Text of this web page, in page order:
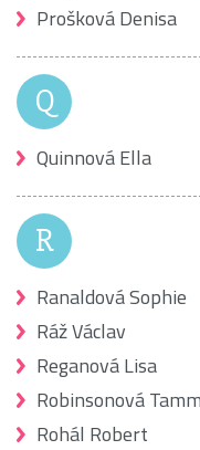
Prošková Denisa
Q
Quinnová Ella
R
Ranaldová Sophie
Ráž Václav
Reganová Lisa
Robinsonová
Rohál Robert